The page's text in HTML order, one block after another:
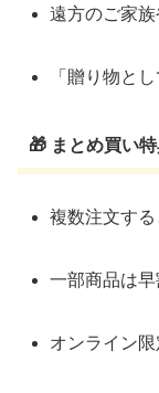
遠方のご家族
「贈り物と
🎁 まとめ買い
複数注文する
一部商品は早
オンライン限